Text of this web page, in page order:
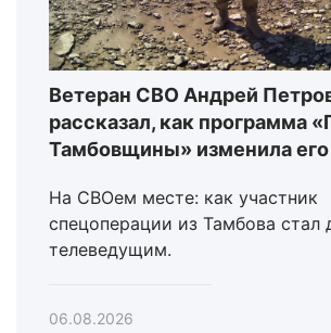
Ветеран СВО Андрей
рассказал, как программа
Тамбовщины» изменила
На СВОем месте: как участник
спецоперации из Тамбова стал
телеведущим.
06.08.2026